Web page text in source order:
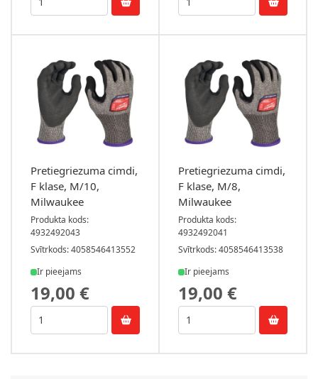
Pretiegriezuma cimdi,
F klase, M/10,
Milwaukee
Produkta kods:
4932492043
Svītrkods: 4058546413552
Ir pieejams
19,00 €
Pretiegriezuma cimdi,
F klase, M/8,
Milwaukee
Produkta kods:
4932492041
Svītrkods: 4058546413538
Ir pieejams
19,00 €